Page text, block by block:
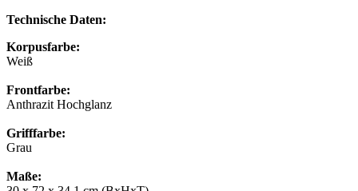
Technische Daten:
Korpusfarbe:
Weiß
Frontfarbe:
Anthrazit Hochglanz
Grifffarbe:
Grau
Maße: